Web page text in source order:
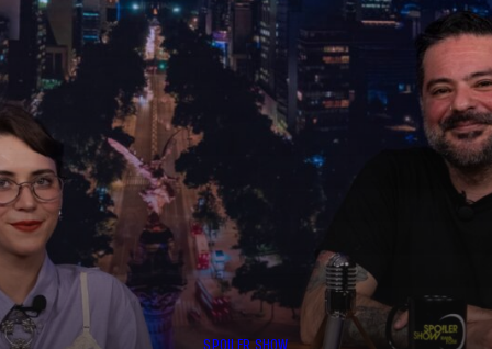
SPOILER SHOW